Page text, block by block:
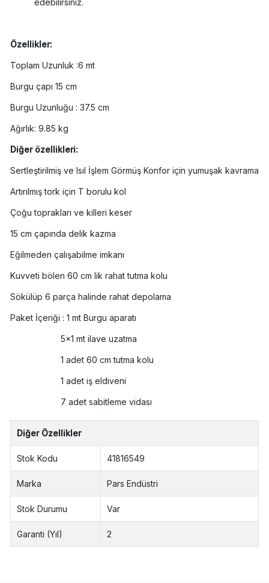
edebilirsiniz.
Özellikler:
Toplam Uzunluk :6 mt
Burgu çapı 15 cm
Burgu Uzunluğu : 37.5 cm
Ağırlık: 9.85 kg
Diğer özellikleri:
Sertleştirilmiş ve Isıl İşlem Görmüş Konfor için yumuşak kavrama
Artırılmış tork için T borulu kol
Çoğu toprakları ve killeri keser
15 cm çapında delik kazma
Eğilmeden çalışabilme imkanı
Kuvveti bölen 60 cm lik rahat tutma kolu
Sökülüp 6 parça halinde rahat depolama
Paket İçeriği : 1 mt Burgu aparatı
5x1 mt ilave uzatma
1 adet 60 cm tutma kolu
1 adet iş eldiveni
7 adet sabitleme vidası
Diğer Özellikler
Stok Kodu 41816549
Marka Pars Endüstri
Stok Durumu Var
Garanti (Yıl) 2